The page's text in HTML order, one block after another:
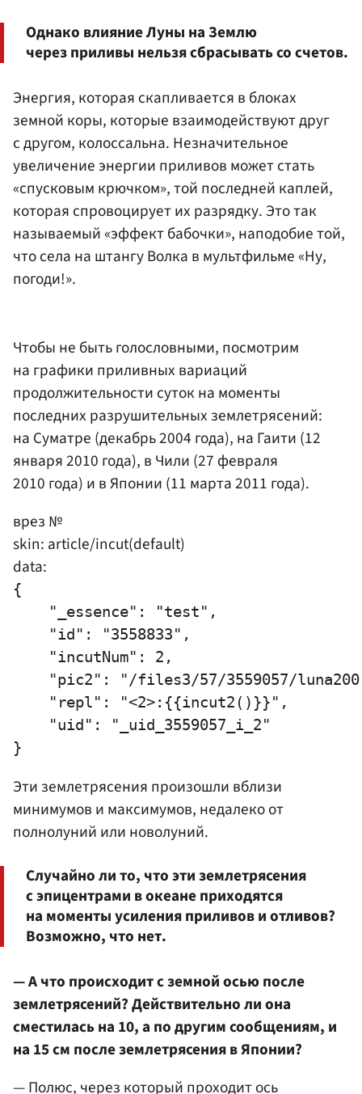
Однако влияние Луны на Землю
через приливы нельзя сбрасывать со счетов.
Энергия, которая скапливается в блоках
земной коры, которые взаимодействуют друг
с другом, колоссальна. Незначительное
увеличение энергии приливов может стать
«спусковым крючком», той последней каплей,
которая спровоцирует их разрядку. Это так
называемый «эффект бабочки», наподобие той,
что села на штангу Волка в мультфильме «Ну,
погоди!».
Чтобы не быть голословными, посмотрим
на графики приливных вариаций
продолжительности суток на моменты
последних разрушительных землетрясений:
на Суматре (декабрь 2004 года), на Гаити (12
января 2010 года), в Чили (27 февраля
2010 года) и в Японии (11 марта 2011 года).
врез №
skin: article/incut(default)
data:
{
    "_essence": "test",
    "id": "3558833",
    "incutNum": 2,
"pic2": "/files3/57/3559057/
    "repl": "<2>:{{incut2()}}",
    "uid": "_uid_3559057_i_2"
Эти землетрясения произошли вблизи
минимумов и максимумов, недалеко от
полнолуний или новолуний.
Случайно ли то, что эти землетрясения
с эпицентрами в океане приходятся
на моменты усиления приливов и отливов?
Возможно, что нет.
— А что происходит с земной осью после
землетрясений? Действительно ли она
сместилась на 10, а по другим сообщениям, и
на 15 см после землетрясения в Японии?
— Полюс, через который проходит ось